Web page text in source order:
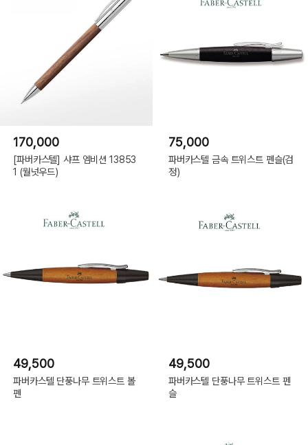
170,000
[파버카스텔] 샤프 엠비션 13853
1 (월넛우드)
75,000
파버카스텔 금속 트위스트 펜슬(검
정)
49,500
파버카스텔 단풍나무 트위스트 볼
펜
49,500
파버카스텔 단풍나무 트위스트 펜
슬